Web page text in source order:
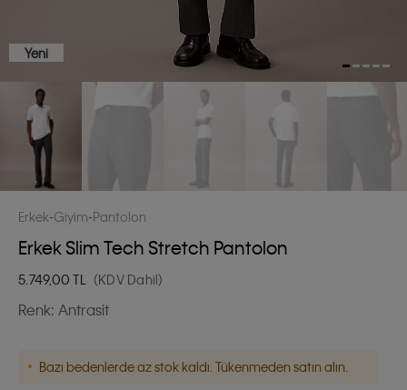
Yeni
Erkek Giyim Pantolon
Erkek Slim Tech Stretch Pantolon
5.749,00 TL (KDV Dahil)
Renk: Antrasit
Bazı bedenlerde az stok kaldı. Tükenmeden satın alın.